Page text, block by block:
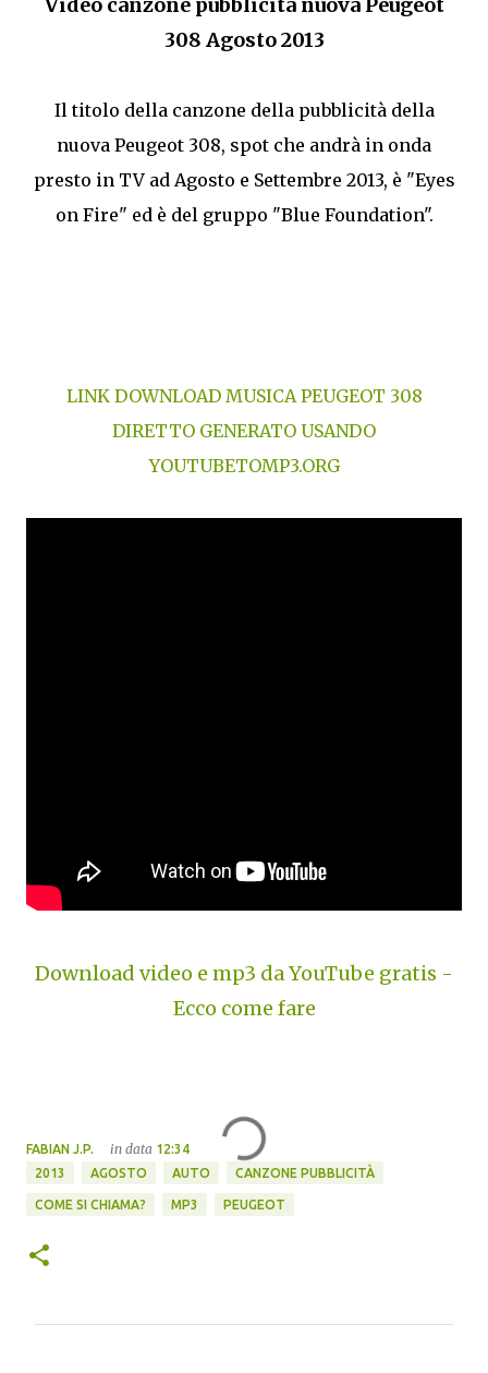
308 Agosto 2013
Il titolo della canzone della pubblicità della
nuova Peugeot 308, spot che andrà in onda
presto in TV ad Agosto e Settembre 2013, è "Eyes
on Fire" ed è del gruppo "Blue Foundation".
LINK DOWNLOAD MUSICA PEUGEOT 308
DIRETTO GENERATO USANDO
YOUTUBETOMP3.ORG
Download video e mp3 da YouTube gratis -
Ecco come fare
FABIAN J.P. in data 12:34
2013
AGOSTO AUTO CANZONE PUBBLICITÀ
COME SI CHIAMA? MP3 PEUGEOT